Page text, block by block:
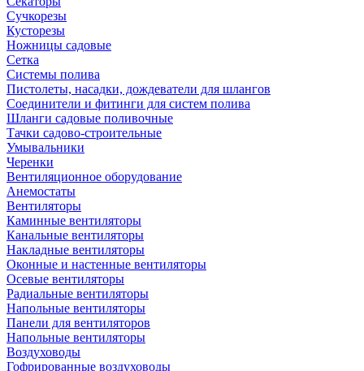
Сучкорезы
Кусторезы
Ножницы садовые
Сетка
Системы полива
Пистолеты, насадки, дождеватели для шлангов
Соединители и фитинги для систем полива
Шланги садовые поливочные
Тачки садово-строительные
Умывальники
Черенки
Вентиляционное оборудование
Анемостаты
Вентиляторы
Каминные вентиляторы
Канальные вентиляторы
Накладные вентиляторы
Оконные и настенные вентиляторы
Осевые вентиляторы
Радиальные вентиляторы
Напольные вентиляторы
Панели для вентиляторов
Напольные вентиляторы
Воздуховоды
Гофрированные воздуховоды